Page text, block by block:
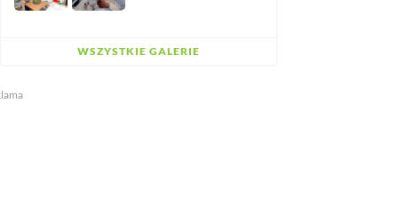
WSZYSTKIE GALERIE